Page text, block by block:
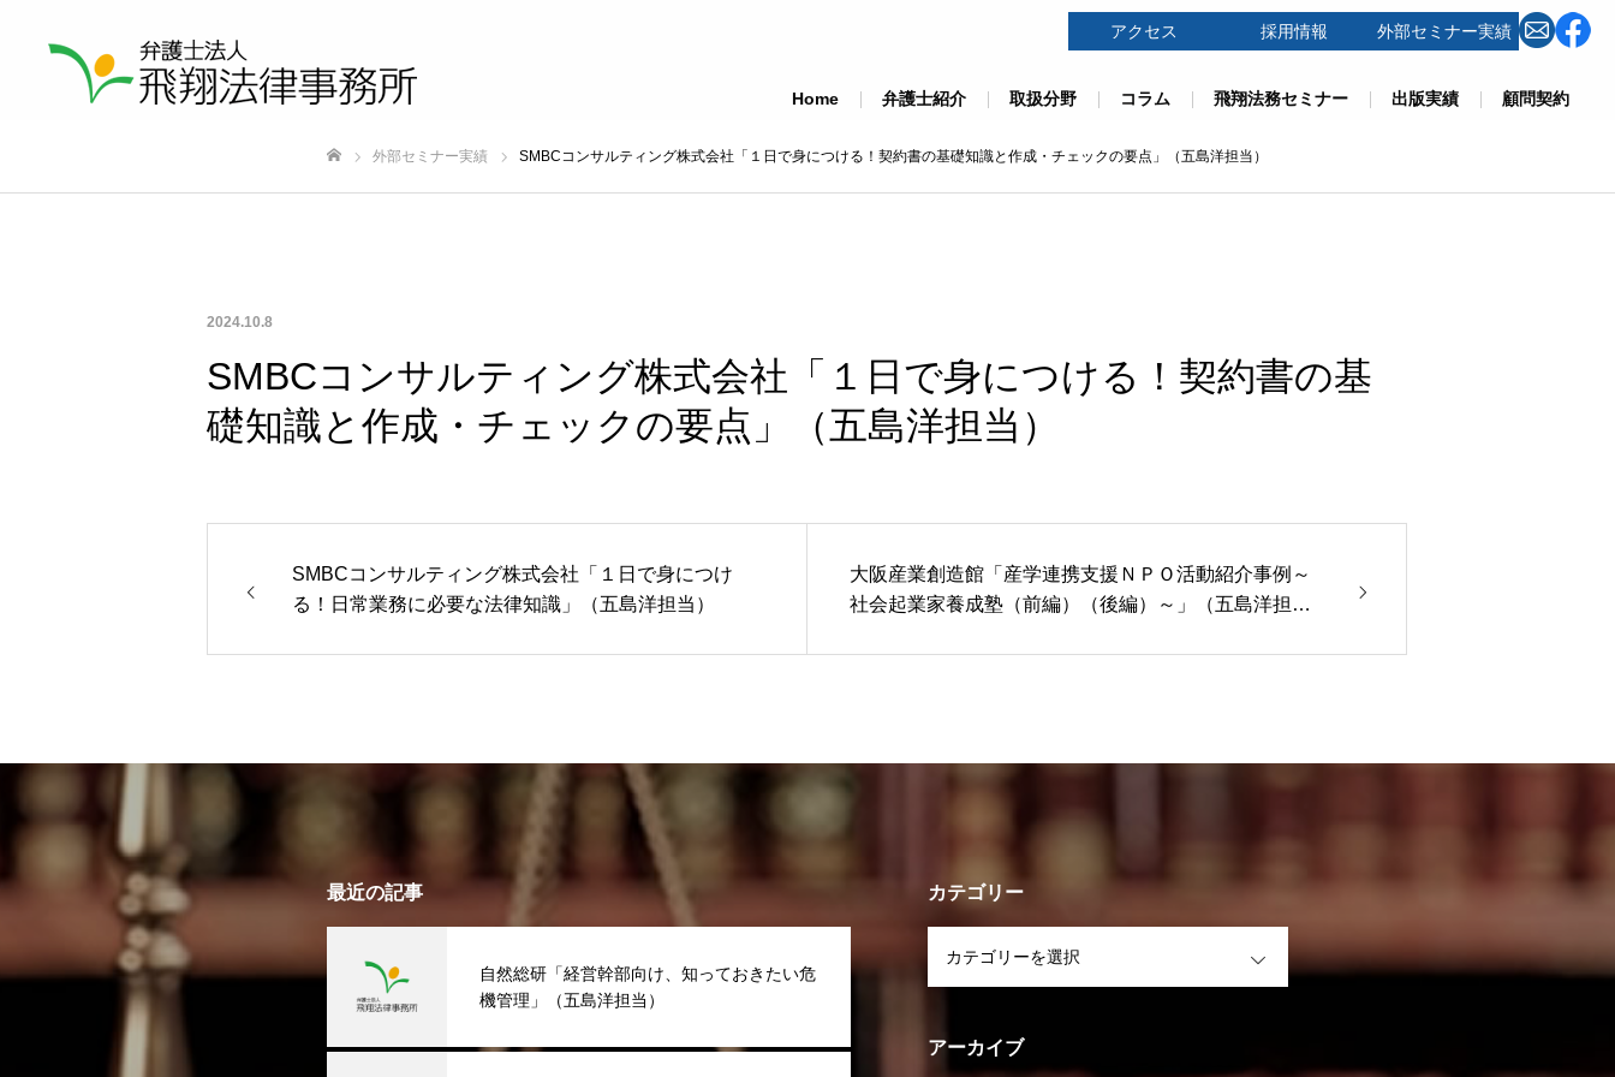
Home 弁護士紹介 取扱分野 コラム 飛翔法務セミナー 出版実績 顧問契約
アクセス 採用情報 外部セミナー実績
外部セミナー実績 SMBCコンサルティング株式会社「１日で身につける！契約書の基礎知識と作成・チェックの要点」（五島洋担当）
2024.10.8
SMBCコンサルティング株式会社「１日で身につける！契約書の基
礎知識と作成・チェックの要点」（五島洋担当）
SMBCコンサルティング株式会社「１日で身につけ
る！日常業務に必要な法律知識」（五島洋担当）
大阪産業創造館「産学連携支援ＮＰＯ活動紹介事例～
社会起業家養成塾（前編）（後編）～」（五島洋担
最近の記事
自然総研「経営幹部向け、知っておきたい危
機管理」（五島洋担当）
カテゴリー
アーカイブ